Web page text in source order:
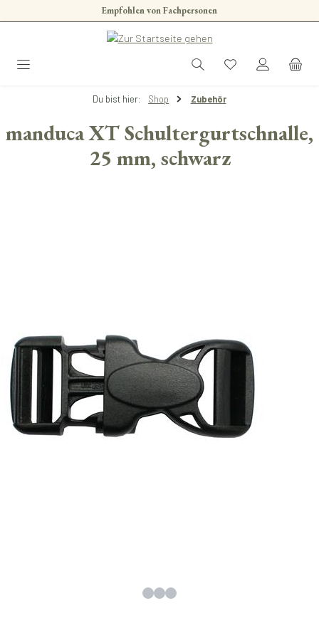
Zum Hauptinhalt springenEmpfohlen von Fachpersonen
Du bist hier: Shop Zubehör
manduca XT Schultergurtschnalle,
25 mm, schwarz